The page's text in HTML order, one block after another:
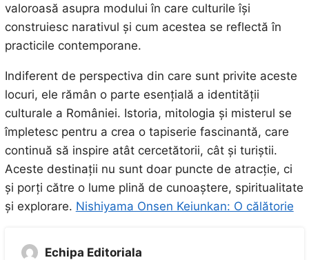
valoroasă asupra modului în care culturile își
construiesc narativul și cum acestea se reflectă în
practicile contemporane.
Indiferent de perspectiva din care sunt privite aceste
locuri, ele rămân o parte esențială a identității
culturale a României. Istoria, mitologia și misterul se
împletesc pentru a crea o tapiserie fascinantă, care
continuă să inspire atât cercetătorii, cât și turiștii.
Aceste destinații nu sunt doar puncte de atracție, ci
și porți către o lume plină de cunoaștere, spiritualitate
și explorare. Nishiyama Onsen Keiunkan: O călătorie
Echipa Editoriala